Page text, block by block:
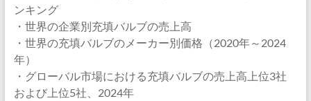
ンキング
・世界の企業別充填バルブの売上高
・世界の充填バルブのメーカー別価格（2020年～2024
年）
・グローバル市場における充填バルブの売上高上位3社
および上位5社、2024年